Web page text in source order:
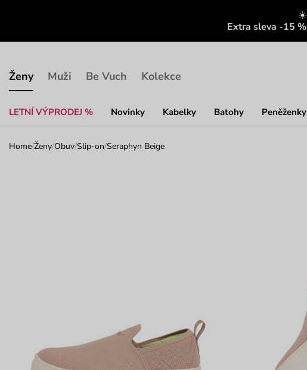
☀️
Extra sleva -15 %
Ženy
LETNÍ VÝPRODEJ % Novinky Kabelky Batohy Peněženky
Muži Be Vuch Kolekce
Home/Ženy/Obuv/Slip-on/Seraphyn Beige